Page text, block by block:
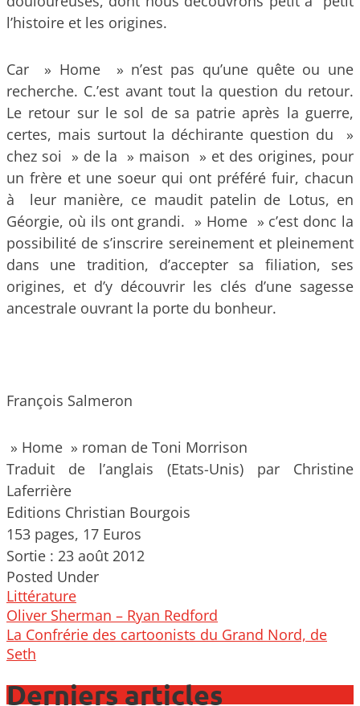
l’histoire et les origines.
Car » Home » n’est pas qu’une quête ou une
recherche. C.’est avant tout la question du retour.
Le retour sur le sol de sa patrie après la guerre,
certes, mais surtout la déchirante question du »
chez soi » de la » maison » et des origines, pour
un frère et une soeur qui ont préféré fuir, chacun
à leur manière, ce maudit patelin de Lotus, en
Géorgie, où ils ont grandi. » Home » c’est donc la
possibilité de s’inscrire sereinement et pleinement
dans une tradition, d’accepter sa filiation, ses
origines, et d’y découvrir les clés d’une sagesse
ancestrale ouvrant la porte du bonheur.
François Salmeron
» Home » roman de Toni Morrison
Traduit de l’anglais (Etats-Unis) par Christine
Laferrière
Editions Christian Bourgois
153 pages, 17 Euros
Sortie : 23 août 2012
Posted Under
Littérature
Post
navigation
Oliver Sherman – Ryan Redford
La Confrérie des cartoonists du Grand Nord, de
Seth
Derniers articles